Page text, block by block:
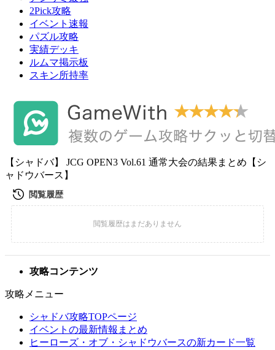
2Pick攻略
イベント速報
パズル攻略
実績デッキ
ルムマ掲示板
スキン所持率
【シャドバ】 JCG OPEN3 Vol.61 通常大会の結果まとめ【シ
ャドウバース】
攻略コンテンツ
攻略メニュー
シャドバ攻略TOPページ
イベントの最新情報まとめ
ヒーローズ・オブ・シャドウバースの新カード一覧